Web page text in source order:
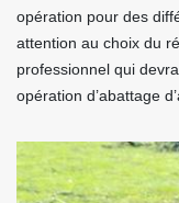
opération pour des
attention au choix du
professionnel qui
opération d’abattage